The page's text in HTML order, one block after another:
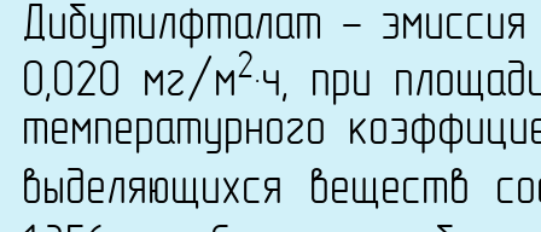
Дибутилфталат - эмиссия
0,020 мг/м2·ч, при
температурного
выделяющихся веществ